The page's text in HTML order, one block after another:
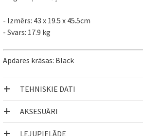
- Izmērs: 43 x 19.5 x 45.5cm
- Svars: 17.9 kg
Apdares krāsas: Black
TEHNISKIE DATI
AKSESUĀRI
LEJUPIELĀDE